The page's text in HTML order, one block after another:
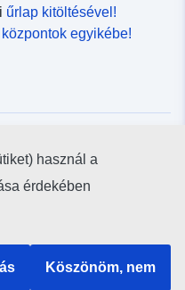
űrlap kitöltésével!
egyikébe!
használ a
érdekében
Köszönöm, nem